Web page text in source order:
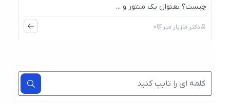
چیست؟ بعنوان یک منتور و ...
دکتر مازیار میر 0